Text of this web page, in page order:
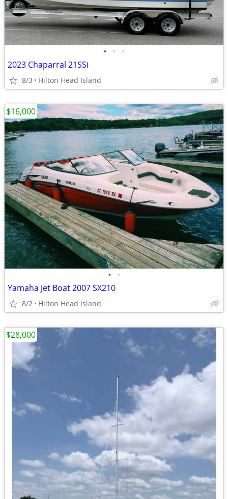
• • •
2023 Chaparral 21SSi
8/3 Hilton Head Island
• •
Yamaha Jet Boat 2007 SX210
8/2 Hilton Head island
$16,000
$28,000